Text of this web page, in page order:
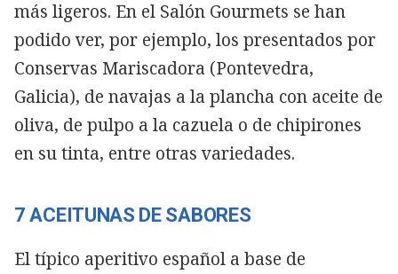
más ligeros. En el Salón Gourmets se han
podido ver, por ejemplo, los presentados por
Conservas Mariscadora (Pontevedra,
Galicia), de navajas a la plancha con aceite de
oliva, de pulpo a la cazuela o de chipirones
en su tinta, entre otras variedades.
7 ACEITUNAS DE SABORES
El típico aperitivo español a base de